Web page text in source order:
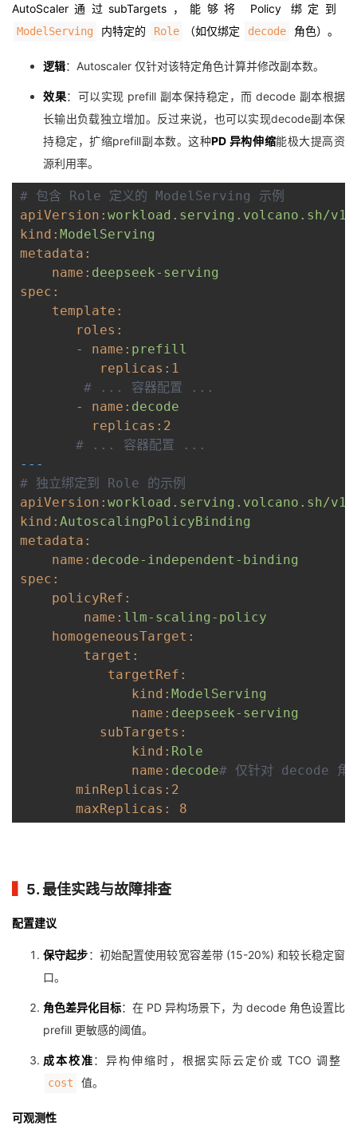
AutoScaler通过subTargets，能够将 Policy 绑定到
ModelServing 内特定的 Role （如仅绑定 decode 角色）。
逻辑：Autoscaler 仅针对该特定角色计算并修改副本数。
效果：可以实现 prefill 副本保持稳定，而 decode 副本根据
长输出负载独立增加。反过来说，也可以实现decode副本保
持稳定，扩缩prefill副本数。这种PD 异构伸缩能极大提高资
源利用率。
# 包含 Role 定义的 ModelServing 示例
apiVersion: workload.serving.volcano.sh/
kind: ModelServing
metadata:
name: deepseek-serving
spec:
template:
roles:
- name: prefill
replicas: 1
# ... 容器配置 ...
- name: decode
replicas: 2
# ... 容器配置 ...
---
# 独立绑定到 Role 的示例
apiVersion: workload.serving.volcano.sh/
kind: AutoscalingPolicyBinding
metadata:
name: decode-independent-binding
spec:
policyRef:
name: llm-scaling-policy
homogeneousTarget:
target:
targetRef:
kind: ModelServing
name: deepseek-serving
subTargets:
kind: Role
name: decode# 仅针对 decode 角
minReplicas: 2
maxReplicas:
8
5. 最佳实践与故障排查
配置建议
保守起步：初始配置使用较宽容差带 (15-20%) 和较长稳定窗
口。
角色差异化目标：在 PD 异构场景下，为 decode 角色设置比
prefill 更敏感的阈值。
成本校准：异构伸缩时，根据实际云定价或 TCO 调整
cost 值。
可观测性